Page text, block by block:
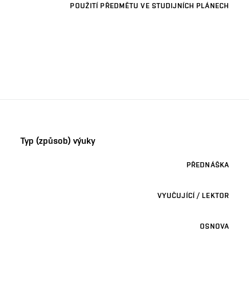
POUŽITÍ PŘEDMĚTU VE STUDIJNÍCH PLÁNECH
Typ (způsob) výuky
PŘEDNÁŠKA
VYUČUJÍCÍ / LEKTOR
OSNOVA